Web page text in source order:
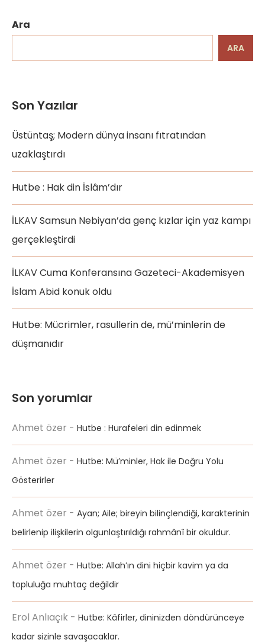
Ara
ARA
Son Yazılar
Üstüntaş; Modern dünya insanı fıtratından
uzaklaştırdı
Hutbe : Hak din İslâm’dır
İLKAV Samsun Nebiyan’da genç kızlar için yaz kampı
gerçekleştirdi
İLKAV Cuma Konferansına Gazeteci-Akademisyen
İslam Abid konuk oldu
Hutbe: Mücrimler, rasullerin de, mü’minlerin de
düşmanıdır
Son yorumlar
Ahmet özer - Hutbe : Hurafeleri din edinmek
Ahmet özer - Hutbe: Mü’minler, Hak ile Doğru Yolu
Gösterirler
Ahmet özer - Ayan; Aile; bireyin bilinçlendiği, karakterinin
belirlenip ilişkilerin olgunlaştırıldığı rahmânî bir okuldur.
Ahmet özer - Hutbe: Allah’ın dini hiçbir kavim ya da
topluluğa muhtaç değildir
Erol Anlıaçık - Hutbe: Kâfirler, dininizden döndürünceye
kadar sizinle savaşacaklar.